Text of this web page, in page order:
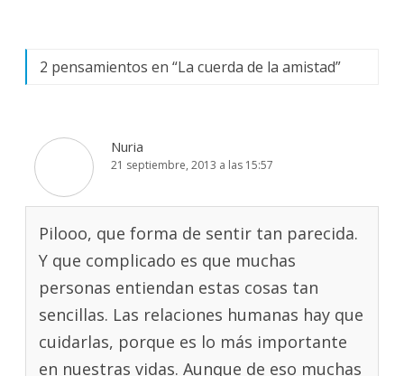
2 pensamientos en “La cuerda de la amistad”
Nuria
21 septiembre, 2013 a las 15:57
Pilooo, que forma de sentir tan parecida.
Y que complicado es que muchas
personas entiendan estas cosas tan
sencillas. Las relaciones humanas hay que
cuidarlas, porque es lo más importante
en nuestras vidas. Aunque de eso muchas